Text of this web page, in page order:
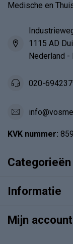
Medische en
1115 AD
Nederland
020-
KVK nummer:
Categorieën
Informatie
Mijn account